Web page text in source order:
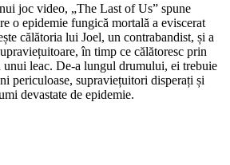
joc video, „The Last of Us” spune
o epidemie fungică mortală a eviscerat
călătoria lui Joel, un contrabandist, și a
în timp ce călătoresc prin
unui leac. De-a lungul drumului, ei trebuie
periculoase, supraviețuitori disperați și
devastate de epidemie.